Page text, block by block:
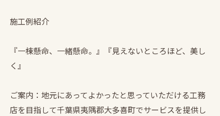
施工例紹介
『一棟懸命、一緒懸命。』『見えないところほど、美し
く』
ご案内：地元にあってよかったと思っていただける工務
店を目指して千葉県夷隅郡大多喜町でサービスを提供し